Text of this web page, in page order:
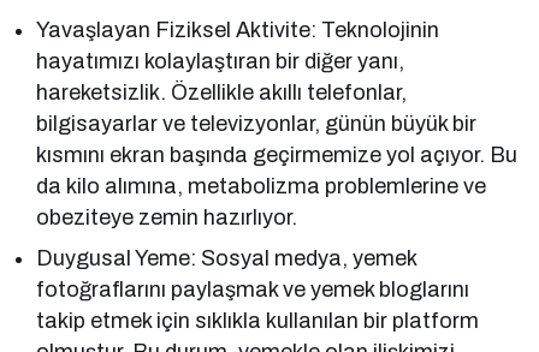
Yavaşlayan Fiziksel Aktivite: Teknolojinin
hayatımızı kolaylaştıran bir diğer yanı,
hareketsizlik. Özellikle akıllı telefonlar,
bilgisayarlar ve televizyonlar, günün büyük bir
kısmını ekran başında geçirmemize yol açıyor. Bu
da kilo alımına, metabolizma problemlerine ve
obeziteye zemin hazırlıyor.
Duygusal Yeme: Sosyal medya, yemek
fotoğraflarını paylaşmak ve yemek bloglarını
takip etmek için sıklıkla kullanılan bir platform